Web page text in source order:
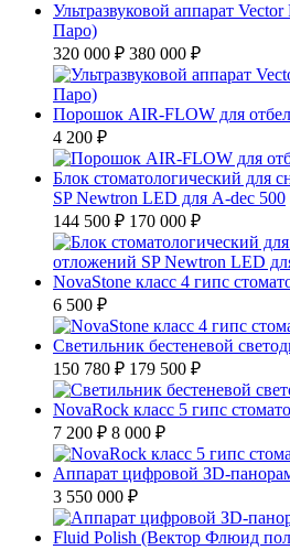
Ультразвуковой аппарат
Паро)
320 000 ₽ 380 000 ₽
Порошок AIR-FLOW для
4 200 ₽
Блок стоматологический для
SP Newtron LED для A-dec 500
144 500 ₽ 170 000 ₽
NovaStone класс 4 гипс
6 500 ₽
Светильник бестеневой
150 780 ₽ 179 500 ₽
NovaRock класс 5 гипс
7 200 ₽ 8 000 ₽
Аппарат цифровой ЗD-
3 550 000 ₽
Fluid Polish (Вектор Флюид